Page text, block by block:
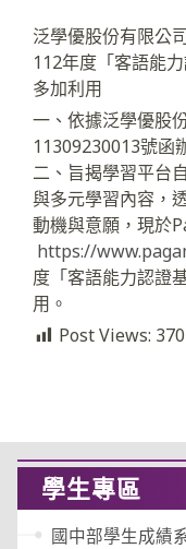
泛學優股份有限公
112年度「客語能
多加利用
一、依據泛學優股
11309230013號函
二、旨揭學習平台
與多元學習內容，
動機與意願，現於
https://
度「客語能力認證
用。
Post Views: 370
學生專區
國中部學生成績